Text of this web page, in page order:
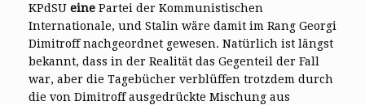
KPdSU eine Partei der Kommunistischen
Internationale, und Stalin wäre damit im Rang Georgi
Dimitroff nachgeordnet gewesen. Natürlich ist längst
bekannt, dass in der Realität das Gegenteil der Fall
war, aber die Tagebücher verblüffen trotzdem durch
die von Dimitroff ausgedrückte Mischung aus